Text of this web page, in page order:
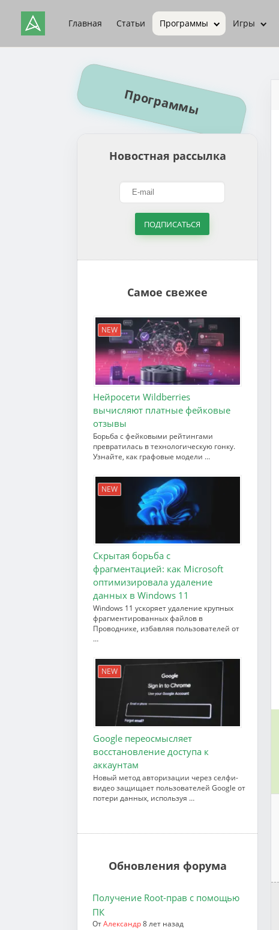
Главная Статьи Программы Игры
Программы
Новостная рассылка
ПОДПИСАТЬСЯ
Самое свежее
NEW
Нейросети Wildberries
вычисляют платные фейковые
отзывы
Борьба с фейковыми рейтингами
превратилась в технологическую гонку.
Узнайте, как графовые модели …
NEW
Скрытая борьба с
фрагментацией: как Microsoft
оптимизировала удаление
данных в Windows 11
Windows 11 ускоряет удаление крупных
фрагментированных файлов в
Проводнике, избавляя пользователей от
…
NEW
Google переосмысляет
восстановление доступа к
аккаунтам
Новый метод авторизации через селфи-
видео защищает пользователей Google от
потери данных, используя …
Обновления форума
Получение Root-прав с помощью
ПК
ОтАлександр8 лет назад